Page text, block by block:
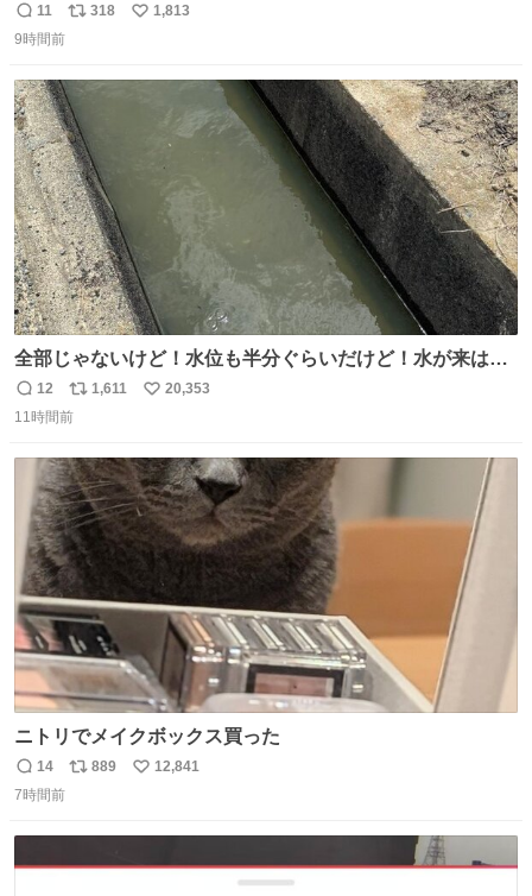
返
信
11
リ
ト
数
318
い
1,813
9時間前
全部じゃないけど！水位も半分ぐらいだけど！水が来はじ
めたよ！！！ 作業してくれた方々ありがとーーー
ー！！！！！！！！！！！！！！！！！！！！！！！！！
返
信
12
リ
ポ
ト
数
1,611
い
数
20,353
11時間前
ニトリでメイクボックス買った
返
信
14
リ
889
い
12,841
7時間前